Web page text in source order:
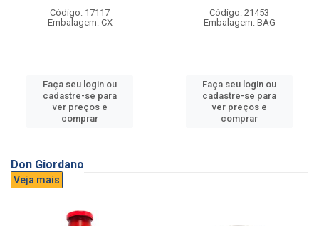
Código: 17117
Embalagem: CX
Faça seu login ou
cadastre-se para
ver preços e
comprar
Código: 21453
Embalagem: BAG
Faça seu login ou
cadastre-se para
ver preços e
comprar
Don Giordano
Veja mais